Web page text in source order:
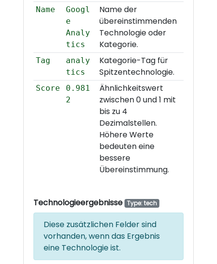
Name
Googl
e
Analy
tics
Name der
übereinstimmenden
Technologie oder
Kategorie.
Tag
analy
tics
Kategorie-Tag für
Spitzentechnologie.
Score
0.981
2
Ähnlichkeitswert
zwischen 0 und 1 mit
bis zu 4
Dezimalstellen.
Höhere Werte
bedeuten eine
bessere
Übereinstimmung.
Technologieergebnisse Type: tech
Diese zusätzlichen Felder sind
vorhanden, wenn das Ergebnis
eine Technologie ist.